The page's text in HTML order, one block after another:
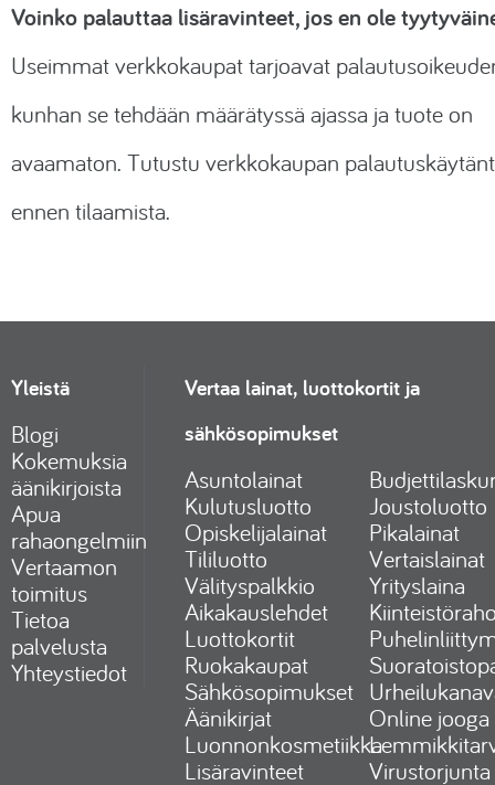
Voinko palauttaa lisäravinteet, jos en ole
Useimmat verkkokaupat tarjoavat
kunhan se tehdään määrätyssä ajassa ja tuote on
avaamaton. Tutustu verkkokaupan
ennen tilaamista.
Yleistä
Blogi
Kokemuksia
äänikirjoista
Apua
rahaongelmiin
Vertaamon
toimitus
Tietoa
palvelusta
Yhteystiedot
Vertaa lainat, luottokortit ja
sähkösopimukset
Asuntolainat
Kulutusluotto
Joustoluotto
Opiskelijalainat
Pikalainat
Tililuotto
Vertaislainat
Välityspalkkio
Yrityslaina
Aikakauslehdet
Luottokortit
Ruokakaupat
Sähkösopimukset
Äänikirjat
Online jooga
Luonnonkosmetiikka
Lisäravinteet
Virustorjunta